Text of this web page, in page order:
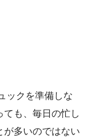
ックを準備しな
も、毎日の忙し
が多いのではない